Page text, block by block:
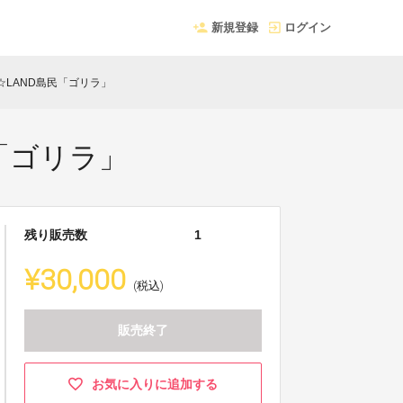
新規登録 ログイン
島民「ゴリラ」
リラ」
残り販売数 1
¥30,000 (税込)
販売終了
お気に入りに追加する